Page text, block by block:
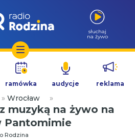
słuchaj
na żywo
ramówka audycje reklama
» Wrocław »
muzyką na żywo na
Pantomimie
Rodzina